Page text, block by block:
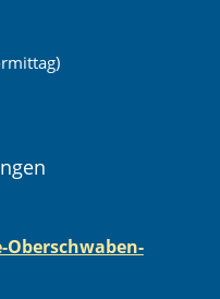
Oberschwaben-